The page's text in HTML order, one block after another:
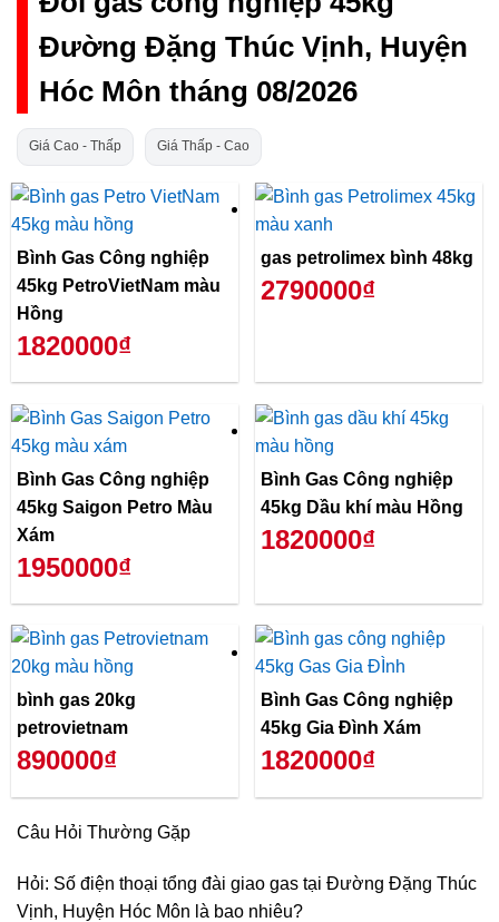
Đường Đặng Thúc Vịnh, Huyện
Hóc Môn tháng 08/2026
Giá Cao - Thấp Giá Thấp - Cao
Bình Gas Công nghiệp
45kg PetroVietNam màu
Hồng
1820000₫
gas petrolimex bình 48kg
2790000₫
Bình Gas Công nghiệp
45kg Saigon Petro Màu
Xám
1950000₫
Bình Gas Công nghiệp
45kg Dầu khí màu Hồng
1820000₫
bình gas 20kg
petrovietnam
890000₫
Bình Gas Công nghiệp
45kg Gia Đình Xám
1820000₫
Câu Hỏi Thường Gặp
Hỏi: Số điện thoại tổng đài giao gas tại Đường Đặng Thúc
Vịnh, Huyện Hóc Môn là bao nhiêu?